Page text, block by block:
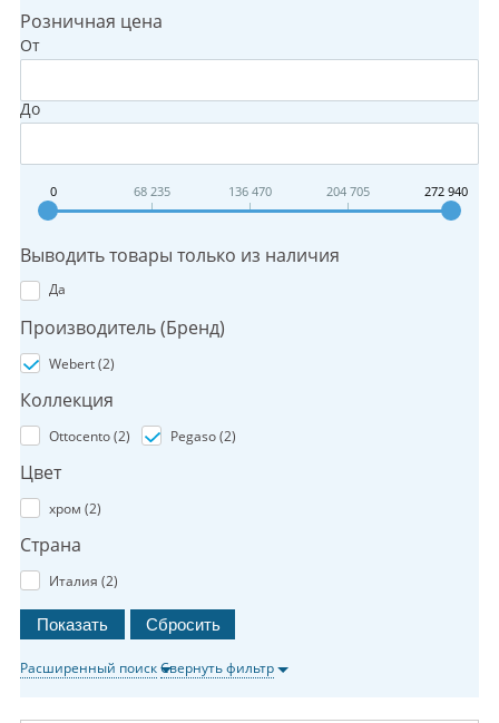
Розничная цена
От
До
0 68 235 136 470 204 705 272 940
Выводить товары только из наличия
Да
Производитель (Бренд)
Webert (2)
Коллекция
Ottocento (2) Pegaso (2)
Цвет
хром (2)
Страна
Италия (2)
Расширенный поискСвернуть фильтр